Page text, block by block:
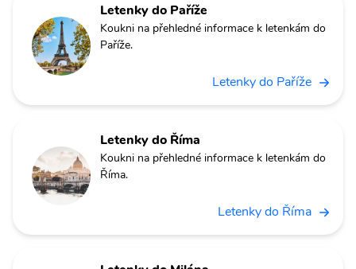
Letenky do Paříže
Koukni na přehledné informace k letenkám do
Paříže.
Letenky do Paříže
Letenky do Říma
Koukni na přehledné informace k letenkám do
Říma.
Letenky do Říma